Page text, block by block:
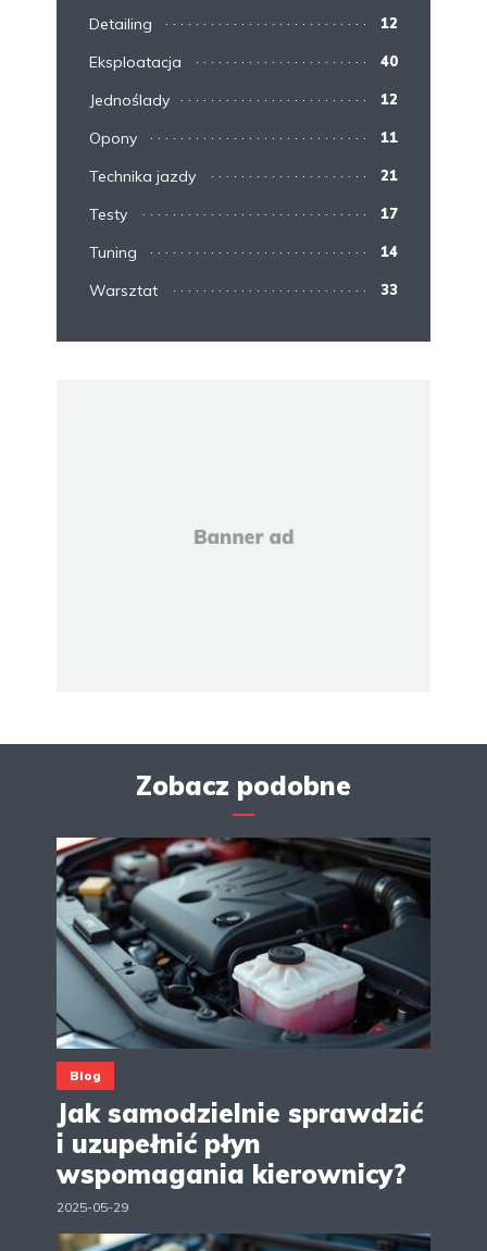
Detailing 12
Eksploatacja 40
Jednoślady 12
Opony 11
Technika jazdy 21
Testy 17
Tuning 14
Warsztat 33
Zobacz podobne
Blog
Jak samodzielnie sprawdzić
i uzupełnić płyn
wspomagania kierownicy?
2025-05-29